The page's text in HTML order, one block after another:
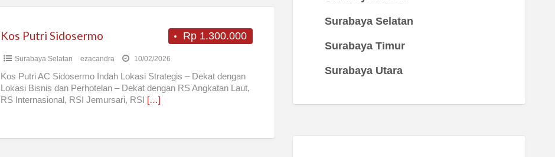
Rp 1.300.000
Kos Putri Sidosermo
Surabaya Selatan ezacandra 10/02/2026
Kos Putri AC Sidosermo Indah Lokasi Strategis – Dekat dengan
Lokasi Bisnis dan Perhotelan – Dekat dengan RS Angkatan Laut,
RS Internasional, RSI Jemursari, RSI
[…]
Surabaya Selatan
Surabaya Timur
Surabaya Utara